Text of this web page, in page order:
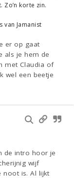
Zo’n korte zin.
van Jamanist
er op gaat
als je hem de
met Claudia of
wel een beetje
de intro hoor je
wijf
noot is. Al lijkt